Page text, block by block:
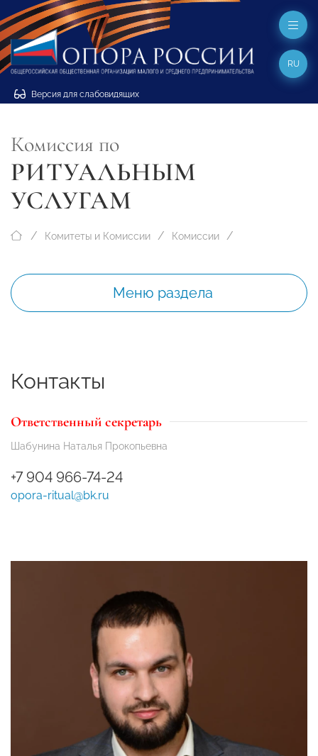
Версия для слабовидящих
RU
Комиссия по
РИТУАЛЬНЫМ
УСЛУГАМ
Комитеты и Комиссии Комиссии
Меню раздела
Контакты
Ответственный секретарь
Шабунина Наталья Прокопьевна
+7 904 966-74-24
opora-ritual@bk.ru